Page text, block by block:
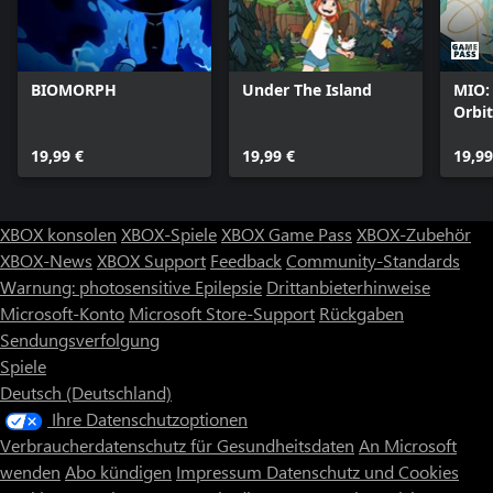
BIOMORPH
19,99 €
Under The Island
19,99 €
Orbit
XBOX konsolen XBOX-SpieleXBOX Game Pass XBOX-Zubehör
XBOX-News XBOX Support FeedbackCommunity-Standards
Warnung: photosensitive Epilepsie Drittanbieterhinweise
Microsoft-Konto Microsoft Store-Support Rückgaben
Sendungsverfolgung
Spiele
Deutsch (Deutschland)
Ihre Datenschutzoptionen
Verbraucherdatenschutz für Gesundheitsdaten An Microsoft
wenden Abo kündigen Impressum Datenschutz und Cookies